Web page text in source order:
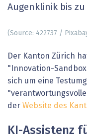
Augenklinik bis
(Source: 422737 /
Der Kanton Zürich
"Innovation-
sich um eine
der Website des
KI-Assistenz